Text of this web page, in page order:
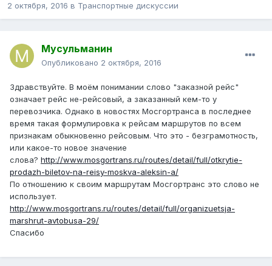
2 октября, 2016 в Транспортные дискуссии
Мусульманин
Опубликовано 2 октября, 2016
Здравствуйте. В моём понимании слово "заказной рейс"
означает рейс не-рейсовый, а заказанный кем-то у
перевозчика. Однако в новостях Мосгортранса в последнее
время такая формулировка к рейсам маршрутов по всем
признакам обыкновенно рейсовым. Что это - безграмотность,
или какое-то новое значение
слова? http://www.mosgortrans.ru/routes/detail/full/otkrytie-
prodazh-biletov-na-reisy-moskva-aleksin-a/
По отношению к своим маршрутам Мосгортранс это слово не
использует.
http://www.mosgortrans.ru/routes/detail/full/organizuetsja-
marshrut-avtobusa-29/
Спасибо